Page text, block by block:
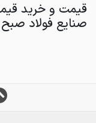
قیمت و خرید
صنایع فولاد